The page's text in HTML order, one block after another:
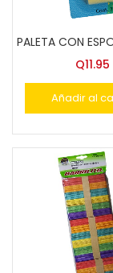
Q11.95
Añadir al